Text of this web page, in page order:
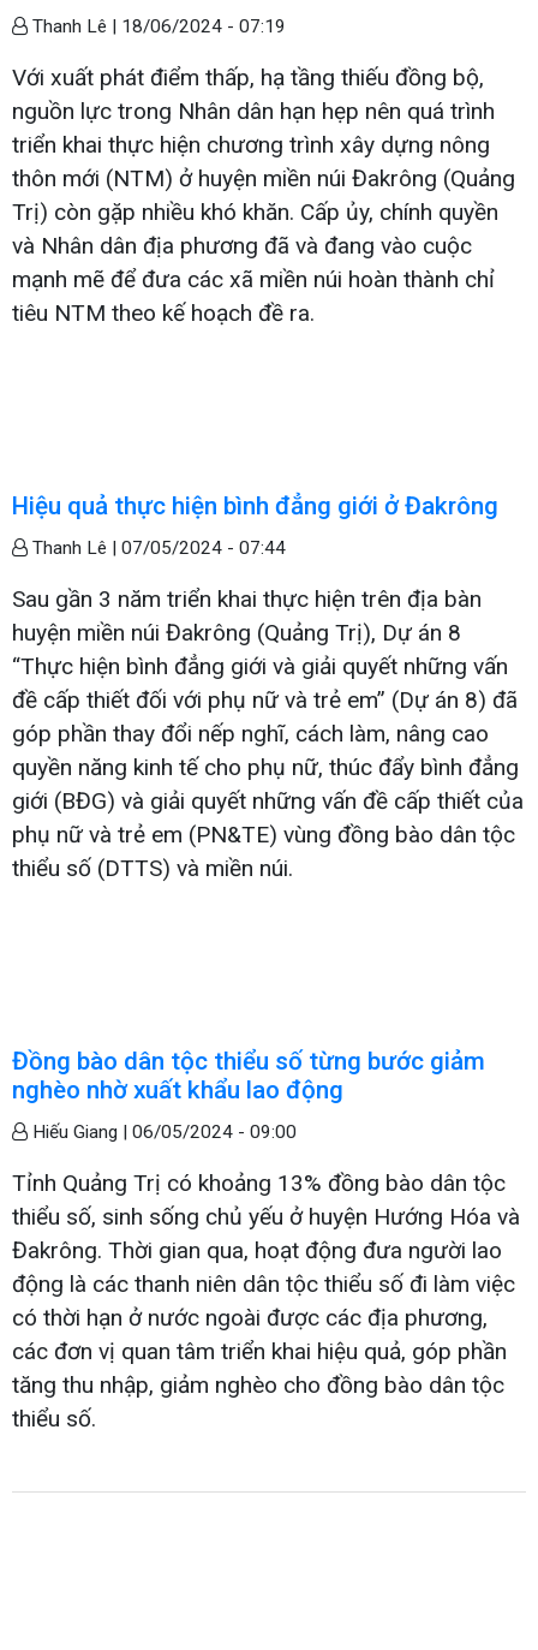
Thanh Lê | 18/06/2024 - 07:19
Với xuất phát điểm thấp, hạ tầng thiếu đồng bộ,
nguồn lực trong Nhân dân hạn hẹp nên quá trình
triển khai thực hiện chương trình xây dựng nông
thôn mới (NTM) ở huyện miền núi Đakrông (Quảng
Trị) còn gặp nhiều khó khăn. Cấp ủy, chính quyền
và Nhân dân địa phương đã và đang vào cuộc
mạnh mẽ để đưa các xã miền núi hoàn thành chỉ
tiêu NTM theo kế hoạch đề ra.
Hiệu quả thực hiện bình đẳng giới ở Đakrông
Thanh Lê | 07/05/2024 - 07:44
Sau gần 3 năm triển khai thực hiện trên địa bàn
huyện miền núi Đakrông (Quảng Trị), Dự án 8
“Thực hiện bình đẳng giới và giải quyết những vấn
đề cấp thiết đối với phụ nữ và trẻ em” (Dự án 8) đã
góp phần thay đổi nếp nghĩ, cách làm, nâng cao
quyền năng kinh tế cho phụ nữ, thúc đẩy bình đẳng
giới (BĐG) và giải quyết những vấn đề cấp thiết của
phụ nữ và trẻ em (PN&TE) vùng đồng bào dân tộc
thiểu số (DTTS) và miền núi.
Đồng bào dân tộc thiểu số từng bước giảm
nghèo nhờ xuất khẩu lao động
Hiếu Giang | 06/05/2024 - 09:00
Tỉnh Quảng Trị có khoảng 13% đồng bào dân tộc
thiểu số, sinh sống chủ yếu ở huyện Hướng Hóa và
Đakrông. Thời gian qua, hoạt động đưa người lao
động là các thanh niên dân tộc thiểu số đi làm việc
có thời hạn ở nước ngoài được các địa phương,
các đơn vị quan tâm triển khai hiệu quả, góp phần
tăng thu nhập, giảm nghèo cho đồng bào dân tộc
thiểu số.